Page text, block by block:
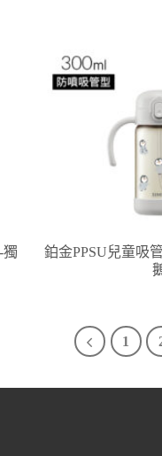
獨
鉑金PPSU兒童吸
1